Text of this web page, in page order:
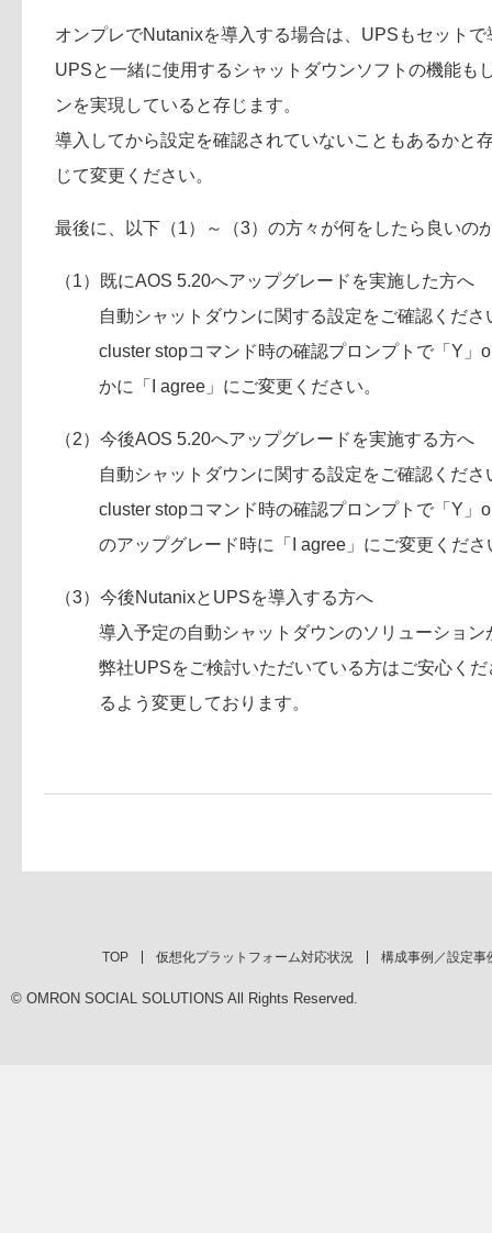
オンプレでNutanixを導入する場合は、UPSもセット
UPSと一緒に使用するシャットダウンソフトの機能も
ンを実現していると存じます。
導入してから設定を確認されていないこともあるかと
じて変更ください。
最後に、以下（1）～（3）の方々が何をしたら良いの
（1）既にAOS 5.20へアップグレードを実施した方へ
自動シャットダウンに関する設定をご確認くださ
cluster stopコマンド時の確認プロンプトで「Y
かに「I agree」にご変更ください。
（2）今後AOS 5.20へアップグレードを実施する方へ
自動シャットダウンに関する設定をご確認くださ
cluster stopコマンド時の確認プロンプトで「Y
のアップグレード時に「I agree」にご変更くださ
（3）今後NutanixとUPSを導入する方へ
導入予定の自動シャットダウンのソリューショ
弊社UPSをご検討いただいている方はご安心く
るよう変更しております。
TOP 仮想化プラットフォーム対応状況 構成事例／設定事
© OMRON SOCIAL SOLUTIONS All Rights Reserved.